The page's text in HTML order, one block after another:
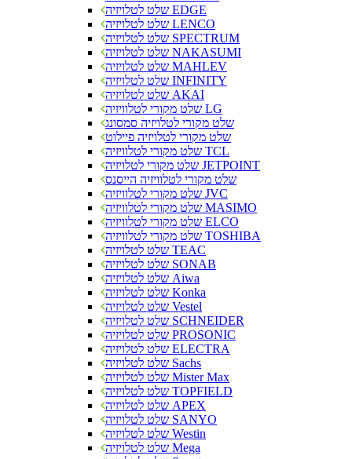
שלט לטלויזיה EDGE
שלט לטלויזיה LENCO
שלט לטלויזיה SPECTRUM
שלט לטלויזיה NAKASUMI
שלט לטלויזיה MAHLEV
שלט לטלויזיה INFINITY
שלט לטלויזיה AKAI
שלט מקורי לטלוויזיה LG
שלט מקורי לטלויזיה סמסונג
שלט מקורי לטלויזיה פיילוט
שלט מקורי לטלוויזיה TCL
שלט מקורי לטלויזיה JETPOINT
שלט מקורי לטלוויזיה הייסנס
שלט מקורי לטלוויזיה JVC
שלט מקורי לטלוויזיה MASIMO
שלט מקורי לטלוויזיה ELCO
שלט מקורי לטלוויזיה TOSHIBA
שלט לטלויזיה TEAC
שלט לטלויזיה SONAB
שלט לטלויזיה Aiwa
שלט לטלויזיה Konka
שלט לטלויזיה Vestel
שלט לטלויזיה SCHNEIDER
שלט לטלויזיה PROSONIC
שלט לטלויזיה ELECTRA
שלט לטלויזיה Sachs
שלט לטלויזיה Mister Max
שלט לטלויזיה TOPFIELD
שלט לטלויזיה APEX
שלט לטלויזיה SANYO
שלט לטלויזיה Westin
שלט לטלויזיה Mega